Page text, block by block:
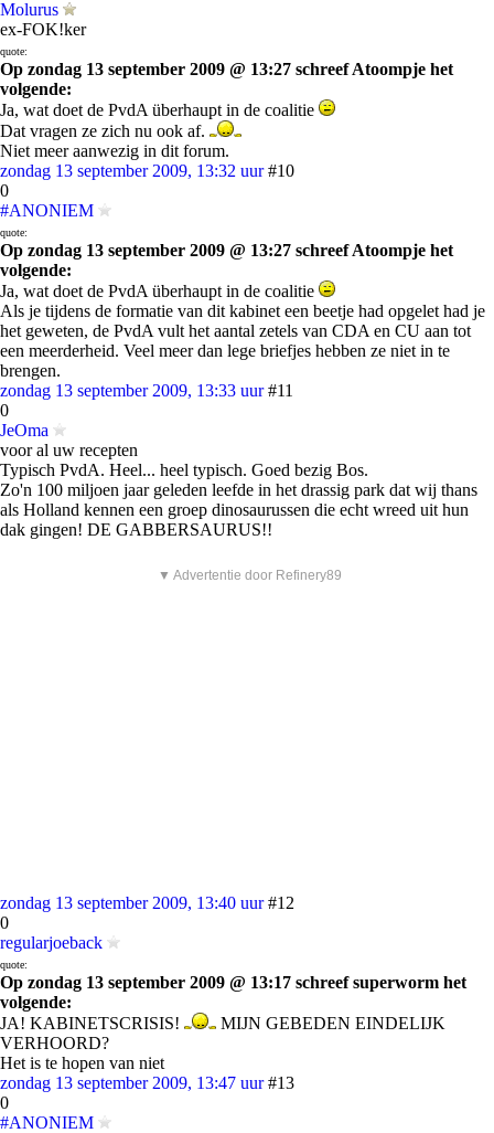
Molurus
ex-FOK!ker
quote:
Op zondag 13 september 2009 @ 13:27 schreef Atoompje het
volgende:
Ja, wat doet de PvdA überhaupt in de coalitie
Dat vragen ze zich nu ook af.
Niet meer aanwezig in dit forum.
zondag 13 september 2009, 13:32 uur #10
0
#ANONIEM
quote:
Op zondag 13 september 2009 @ 13:27 schreef Atoompje het
volgende:
Ja, wat doet de PvdA überhaupt in de coalitie
Als je tijdens de formatie van dit kabinet een beetje had opgelet had je
het geweten, de PvdA vult het aantal zetels van CDA en CU aan tot
een meerderheid. Veel meer dan lege briefjes hebben ze niet in te
brengen.
zondag 13 september 2009, 13:33 uur #11
0
JeOma
voor al uw recepten
Typisch PvdA. Heel... heel typisch. Goed bezig Bos.
Zo'n 100 miljoen jaar geleden leefde in het drassig park dat wij thans
als Holland kennen een groep dinosaurussen die echt wreed uit hun
dak gingen! DE GABBERSAURUS!!
▼ Advertentie door Refinery89
zondag 13 september 2009, 13:40 uur #12
0
regularjoeback
quote:
Op zondag 13 september 2009 @ 13:17 schreef superworm het
volgende:
JA! KABINETSCRISIS!
MIJN GEBEDEN EINDELIJK
VERHOORD?
Het is te hopen van niet
zondag 13 september 2009, 13:47 uur #13
0
#ANONIEM